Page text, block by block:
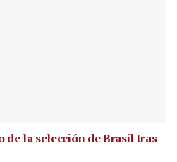
de la selección de Brasil tras